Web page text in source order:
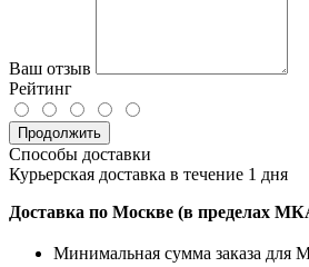
Ваш отзыв
Рейтинг
Продолжить
Способы доставки
Курьерская доставка в течение 1 дня
Доставка по Москве (в пределах
Минимальная сумма заказа для